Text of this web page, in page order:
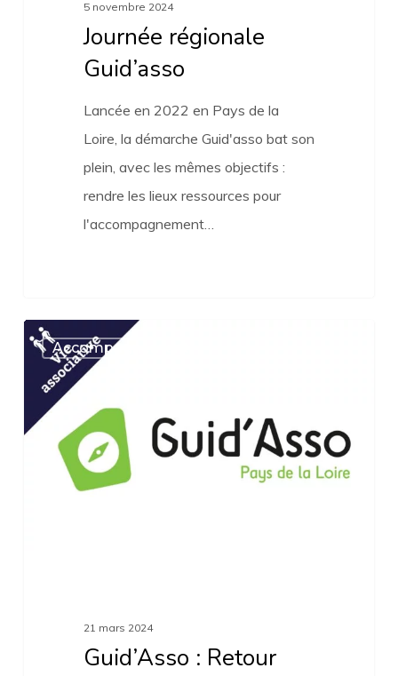
5 novembre 2024
Journée régionale
Guid’asso
Lancée en 2022 en Pays de la
Loire, la démarche Guid'asso bat son
plein, avec les mêmes objectifs :
rendre les lieux ressources pour
l'accompagnement…
Guid’Asso
Retour
sur
premières
Accompagnement
21 mars 2024
Guid’Asso : Retour